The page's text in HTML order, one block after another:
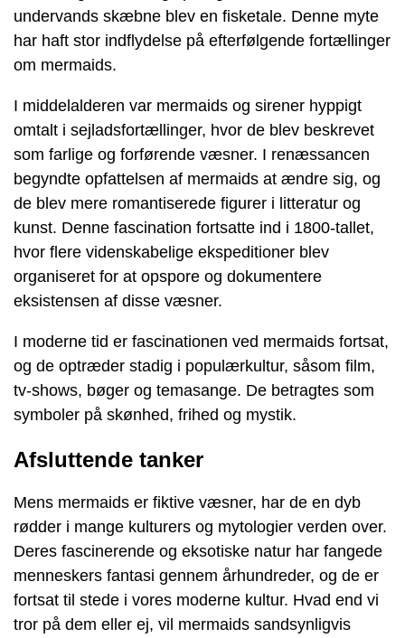
undervands skæbne blev en fisketale. Denne myte
har haft stor indflydelse på efterfølgende fortællinger
om mermaids.
I middelalderen var mermaids og sirener hyppigt
omtalt i sejladsfortællinger, hvor de blev beskrevet
som farlige og forførende væsner. I renæssancen
begyndte opfattelsen af mermaids at ændre sig, og
de blev mere romantiserede figurer i litteratur og
kunst. Denne fascination fortsatte ind i 1800-tallet,
hvor flere videnskabelige ekspeditioner blev
organiseret for at opspore og dokumentere
eksistensen af disse væsner.
I moderne tid er fascinationen ved mermaids fortsat,
og de optræder stadig i populærkultur, såsom film,
tv-shows, bøger og temasange. De betragtes som
symboler på skønhed, frihed og mystik.
Afsluttende tanker
Mens mermaids er fiktive væsner, har de en dyb
rødder i mange kulturers og mytologier verden over.
Deres fascinerende og eksotiske natur har fangede
menneskers fantasi gennem århundreder, og de er
fortsat til stede i vores moderne kultur. Hvad end vi
tror på dem eller ej, vil mermaids sandsynligvis